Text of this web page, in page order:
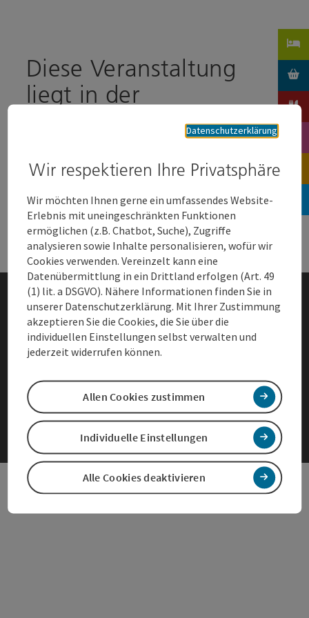
Diese Veranstaltung
liegt in der
Vergangenheit und wird
daher leider nicht mehr
angezeigt.
Datenschutz
Impressum
Datenschutzerklärung
Wir respektieren Ihre Privatsphäre
Wir möchten Ihnen gerne ein umfassendes Website-
Erlebnis mit uneingeschränkten Funktionen
ermöglichen (z.B. Chatbot, Suche), Zugriffe
analysieren sowie Inhalte personalisieren, wofür wir
Cookies verwenden. Vereinzelt kann eine
Datenübermittlung in ein Drittland erfolgen (Art. 49
(1) lit. a DSGVO). Nähere Informationen finden Sie in
unserer Datenschutzerklärung. Mit Ihrer Zustimmung
akzeptieren Sie die Cookies, die Sie über die
individuellen Einstellungen selbst verwalten und
jederzeit widerrufen können.
Alle Cookies deaktivieren
Individuelle Einstellungen
Allen Cookies zustimmen